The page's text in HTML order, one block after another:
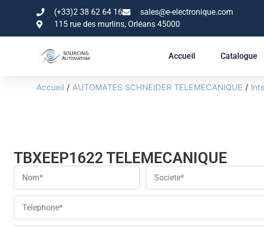
(+33)2 38 62 64 16
sales@e-electronique.com
115 rue des murlins, Orléans 45000
Accueil Catalogue
Accueil / AUTOMATES SCHNEIDER TELEMECANIQUE /
TBXEEP1622 TELEMECANIQUE